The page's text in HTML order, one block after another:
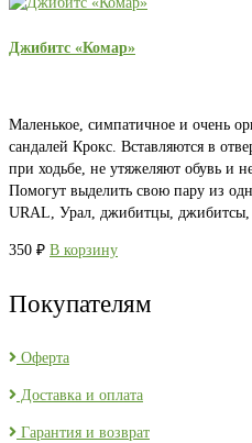
Джибитс «Комар»
Маленькое, симпатичное и очень
сандалей Крокс. Вставляются в
при ходьбе, не утяжеляют обувь и
Помогут выделить свою пару из
URAL, Урал, джибитцы,
350 ₽ В корзину
Покупателям
Оферта
Доставка и оплата
Гарантия и возврат